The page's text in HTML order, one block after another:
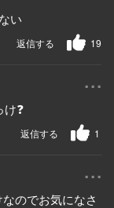
い
19
返信する
...
❓
1
返信する
...
のでお気になさ